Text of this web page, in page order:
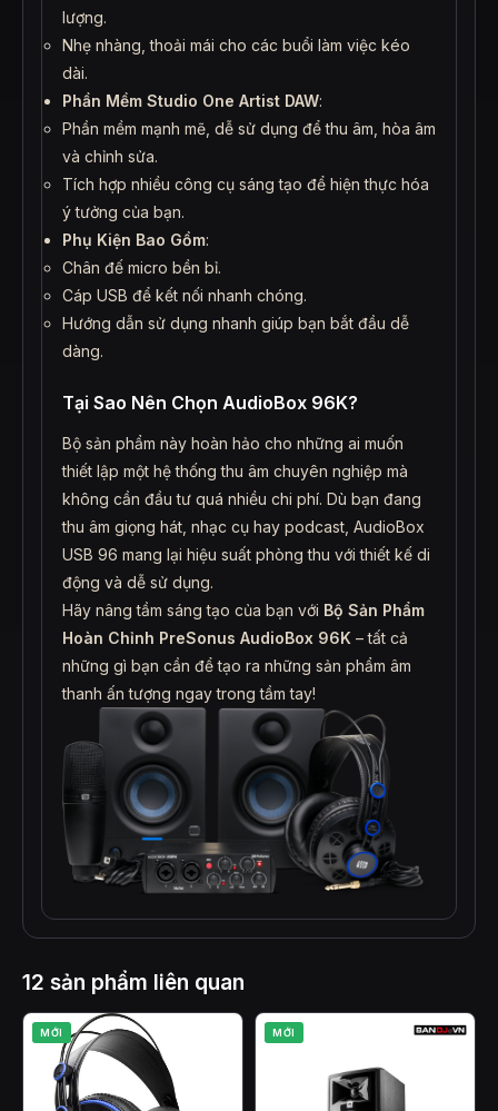
lượng.
Nhẹ nhàng, thoải mái cho các buổi làm việc kéo
dài.
Phần Mềm Studio One Artist DAW:
Phần mềm mạnh mẽ, dễ sử dụng để thu âm, hòa âm
và chỉnh sửa.
Tích hợp nhiều công cụ sáng tạo để hiện thực hóa
ý tưởng của bạn.
Phụ Kiện Bao Gồm:
Chân đế micro bền bỉ.
Cáp USB để kết nối nhanh chóng.
Hướng dẫn sử dụng nhanh giúp bạn bắt đầu dễ
dàng.
Tại Sao Nên Chọn AudioBox 96K?
Bộ sản phẩm này hoàn hảo cho những ai muốn
thiết lập một hệ thống thu âm chuyên nghiệp mà
không cần đầu tư quá nhiều chi phí. Dù bạn đang
thu âm giọng hát, nhạc cụ hay podcast, AudioBox
USB 96 mang lại hiệu suất phòng thu với thiết kế di
động và dễ sử dụng.
Hãy nâng tầm sáng tạo của bạn với Bộ Sản Phẩm
Hoàn Chỉnh PreSonus AudioBox 96K – tất cả
những gì bạn cần để tạo ra những sản phẩm âm
thanh ấn tượng ngay trong tầm tay!
12 sản phẩm liên quan
MỚI MỚI